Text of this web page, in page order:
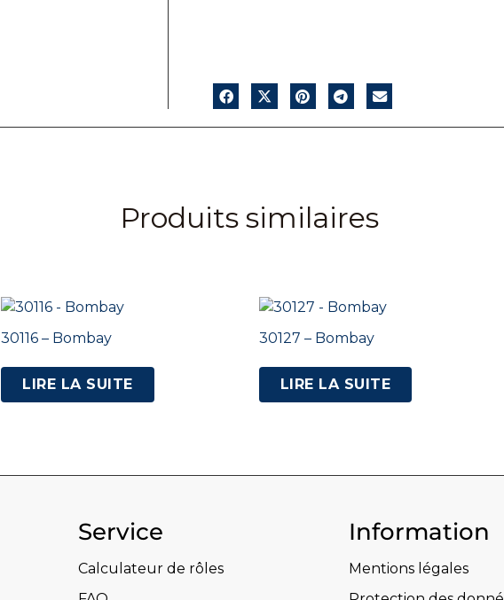
Produits similaires
30116 – Bombay
LIRE LA SUITE
30127 – Bombay
LIRE LA SUITE
Service
Calculateur de rôles
Information
Mentions légales